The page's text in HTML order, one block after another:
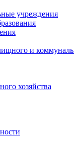
учреждения
и
хозяйства